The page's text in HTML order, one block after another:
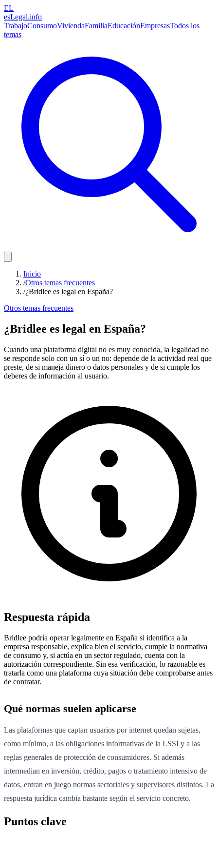
EL
esLegal.info
TrabajoConsumoViviendaFamiliaEducaciónEmpresasTodos los
temas
Inicio
/Otros temas frecuentes
/¿Bridlee es legal en España?
Otros temas frecuentes
¿Bridlee es legal en España?
Cuando una plataforma digital no es muy conocida, la legalidad no
se responde solo con un sí o un no: depende de la actividad real que
preste, de si maneja dinero o datos personales y de si cumple los
deberes de información al usuario.
Respuesta rápida
Bridlee podría operar legalmente en España si identifica a la
empresa responsable, explica bien el servicio, cumple la normativa
de consumo y, si actúa en un sector regulado, cuenta con la
autorización correspondiente. Sin esa verificación, lo razonable es
tratarla como una plataforma cuya situación debe comprobarse antes
de contratar.
Qué normas suelen aplicarse
Las plataformas que captan usuarios por internet quedan sujetas,
como mínimo, a las obligaciones informativas de la LSSI y a las
reglas generales de protección de consumidores. Si además
intermedian en inversión, crédito, pagos o tratamiento intensivo de
datos, entran en juego normas sectoriales y supervisores distintos. La
respuesta jurídica cambia bastante según el servicio concreto.
Puntos clave